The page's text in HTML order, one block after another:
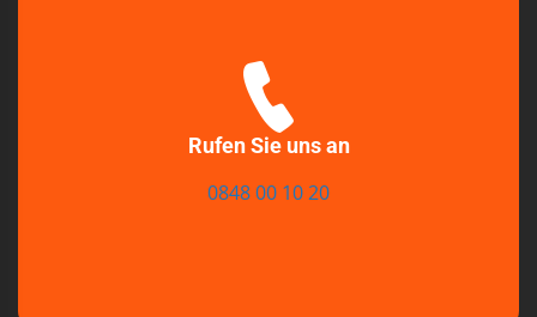
Rufen Sie uns an
0848 00 10 20